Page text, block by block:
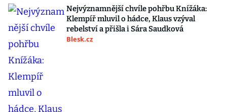
Nejvýznamnější chvíle pohřbu Knížáka:
Klempíř mluvil o hádce, Klaus vzýval
rebelství a přišla i Sára Saudková
Blesk.cz